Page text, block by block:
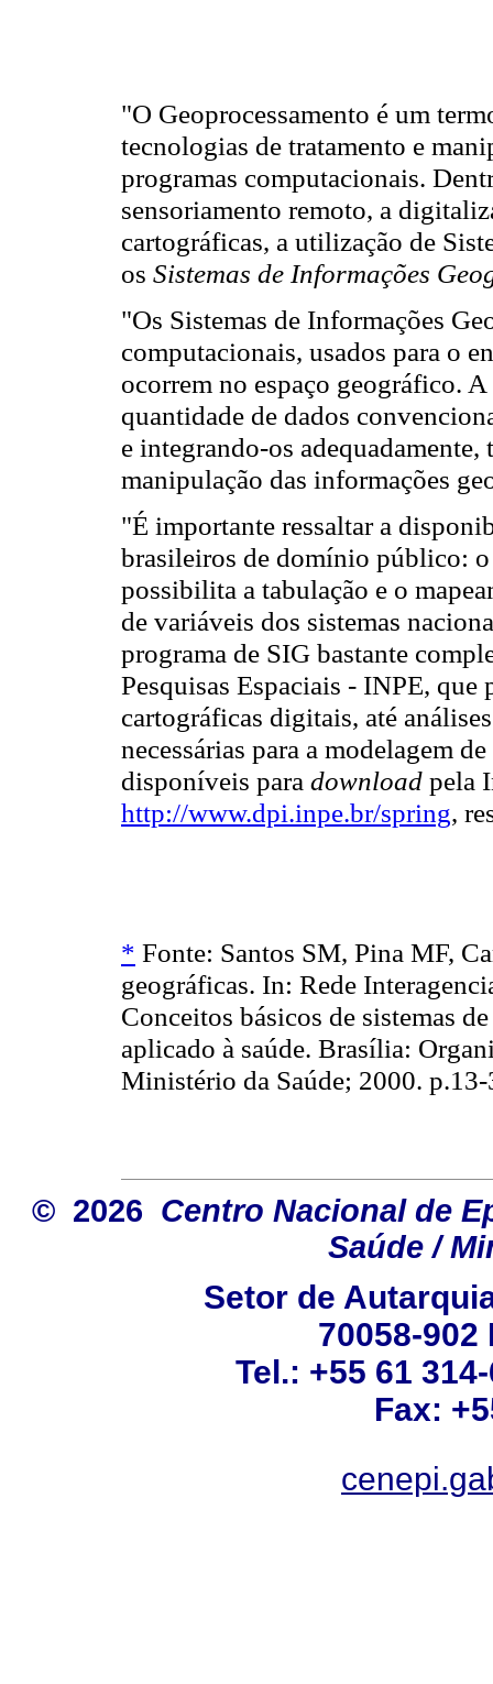
"O Geoprocessamento é um
tecnologias de tratamento e
programas computacionais.
sensoriamento remoto, a
cartográficas, a utilização de
os Sistemas de Informações
"Os Sistemas de Informações
computacionais, usados para o
ocorrem no espaço geográfico.
quantidade de dados
e integrando-os adequadamente,
manipulação das informações
"É importante ressaltar a
brasileiros de domínio público:
possibilita a tabulação e o
de variáveis dos sistemas
programa de SIG bastante
Pesquisas Espaciais - INPE, que
cartográficas digitais, até
necessárias para a modelagem
disponíveis para download pela
http://www.dpi.inpe.br/spring,
* Fonte: Santos SM, Pina MF,
geográficas. In: Rede
Conceitos básicos de sistemas
aplicado à saúde. Brasília:
Ministério da Saúde; 2000.
© 2026 Centro Nacional de
Saúde /
Setor de
70058-
Tel.: +55 61
Fax: